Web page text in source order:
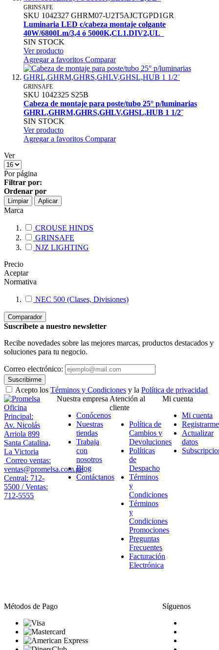
GRINSAFE
SKU 1042327 GHRM07-U2T5AJCTGPD1GR
Luminaria LED c/cabeza montaje colgante
40W/6800Lm/3,4 ó 5000K,CL1.DIV2,UL
SIN STOCK
Ver producto
Agregar a favoritos Comparar
GRINSAFE
SKU 1042325 S25B
Cabeza de montaje para poste/tubo 25° p/luminarias
GHRL,GHRM,GHRS,GHLV,GHSL,HUB 1 1/2¨
SIN STOCK
Ver producto
Agregar a favoritos Comparar
Ver
Por página
Filtrar por:
Ordenar por
Limpiar Aplicar
Marca
CROUSE HINDS
GRINSAFE
NJZ LIGHTING
Precio
Aceptar
Normativa
NEC 500 (Clases, Divisiones)
Comparador
Suscríbete a nuestro newsletter
Recibe novedades sobre las mejores marcas, productos destacados y
soluciones para tu negocio.
Correo electrónico:
Suscribirme
Acepto los Términos y Condiciones y la Política de privacidad
Oficina
Principal:
Av. Nicolás
Arriola 899
Santa Catalina,
La Victoria
Correo ventas:
ventas@promelsa.com.pe
Central: 712-
5500 / Ventas:
712-5555
Nuestra empresa
Conócenos
Nuestras
tiendas
Trabaja
con
nosotros
Blog
Contáctanos
Atención al
cliente
Política de
Cambios y
Devoluciones
Políticas
de
Despacho
Términos
y
Condiciones
Términos
y
Condiciones
Promociones
Preguntas
Frecuentes
Facturación
Electrónica
Mi cuenta
Mi cuenta
Registrarme
Actualizar
datos
Métodos de Pago Síguenos